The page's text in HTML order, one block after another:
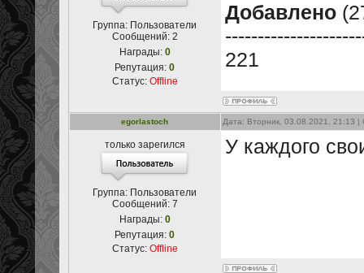
Группа: Пользователи
Сообщений: 2
Награды: 0
Репутация: 0
Статус: Offline
Добавлено
221
egorlastoch Дата: Вторник, 03.08.2021, 21:13
только зарегился
Группа: Пользователи
Сообщений: 7
Награды: 0
Репутация: 0
Статус: Offline
У каждого